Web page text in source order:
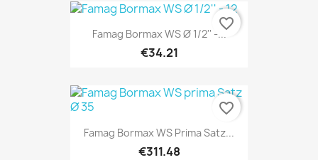
Famag Bormax WS Ø 1/2'' -...
€34.21
favorite_border
Famag Bormax WS Prima Satz...
€311.48
favorite_border